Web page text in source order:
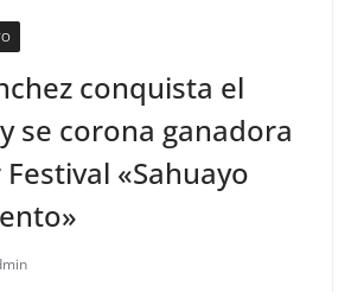
conquista el
se corona ganadora
«Sahuayo